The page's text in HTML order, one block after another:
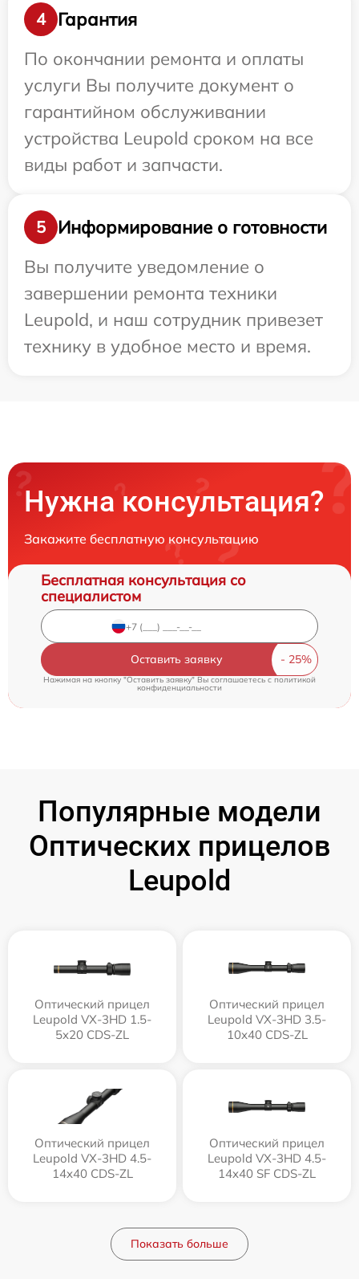
4
Гарантия
По окончании ремонта и оплаты
услуги Вы получите документ о
гарантийном обслуживании
устройства Leupold сроком на все
виды работ и запчасти.
5
Информирование о готовности
Вы получите уведомление о
завершении ремонта техники
Leupold, и наш сотрудник привезет
технику в удобное место и время.
Нужна консультация?
Закажите бесплатную консультацию
Бесплатная консультация со
специалистом
Оставить заявку
Нажимая на кнопку "Оставить заявку" Вы соглашаетесь c политикой
конфиденциальности
Популярные модели
Оптических прицелов
Leupold
Оптический прицел
Leupold VX-3HD 1.5-
5x20 CDS-ZL
Оптический прицел
Leupold VX-3HD 3.5-
10x40 CDS-ZL
Оптический прицел
Leupold VX-3HD 4.5-
14x40 CDS-ZL
Оптический прицел
Leupold VX-3HD 4.5-
14x40 SF CDS-ZL
Показать больше